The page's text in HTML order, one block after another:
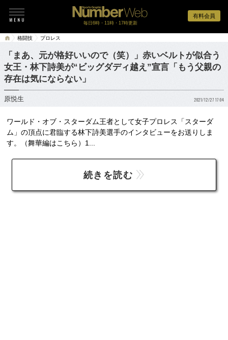
有料会員
毎日6時・11時・17時更新
格闘技 プロレス
「まあ、元が格好いいので（笑）」赤いベルトが似合う
女王・林下詩美が“ビッグダディ越え”宣言「もう父親の
存在は気にならない」
原悦生 2021/12/27 17:04
ワールド・オブ・スターダム王者として女子プロレス「スターダ
ム」の頂点に君臨する林下詩美選手のインタビューをお送りしま
す。（舞華編はこちら）1...
続きを読む